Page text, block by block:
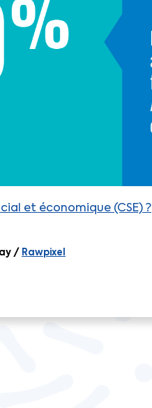
et économique (CSE) ?
/ Rawpixel